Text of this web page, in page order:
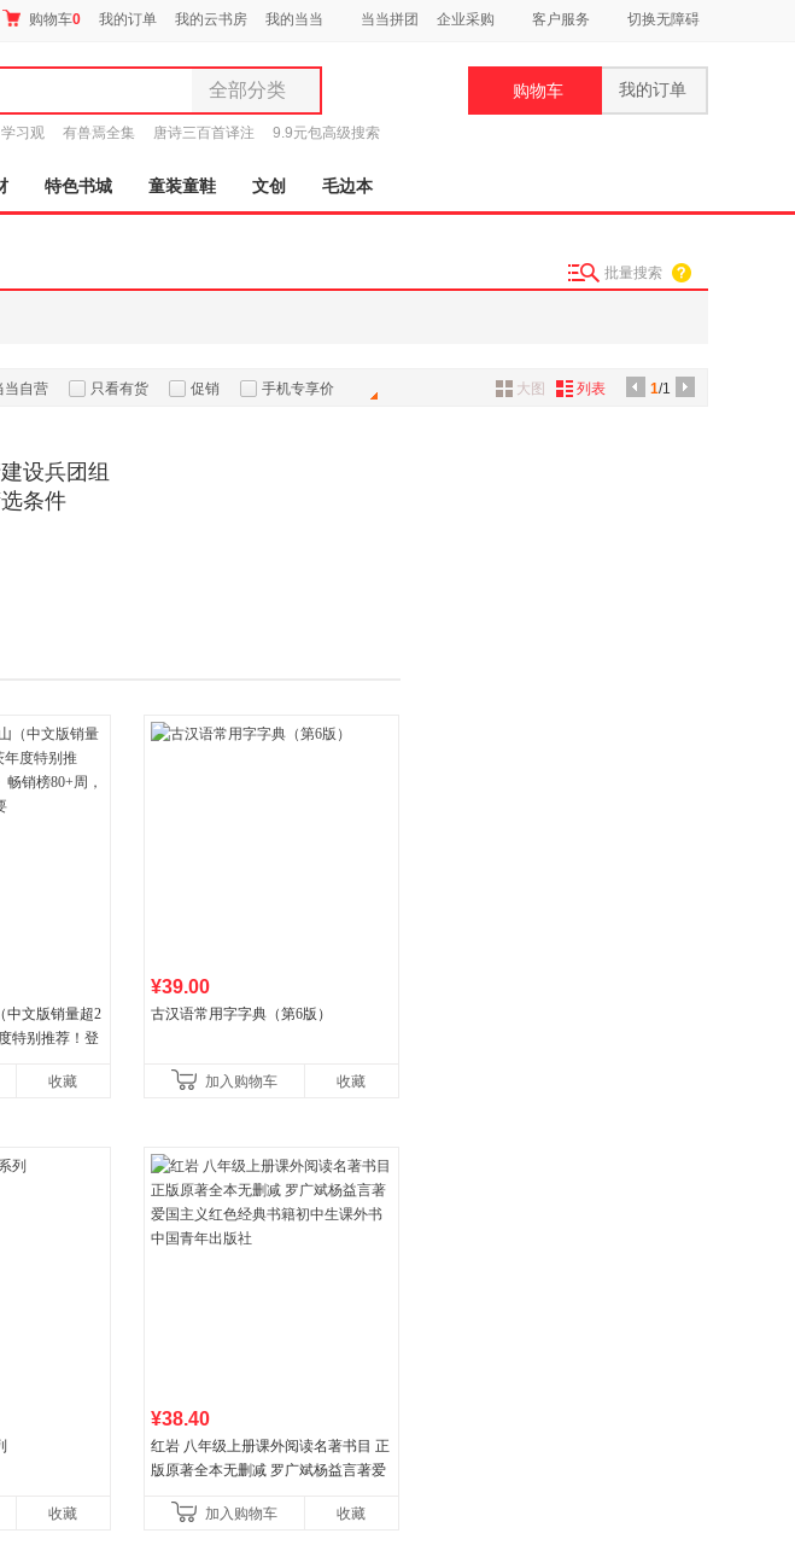
购物车0 我的订单 我的云书房 我的当当 当当拼团 企业采购 客户服务 切换无障碍
全部分类
全部分类
图书
电子书
孕婴服饰
数码影音
学习观 有兽焉全集 唐诗三百首译注
9.9元包高级搜索
购物车 我的订单
特色书城 童装童鞋 文创 毛边本
批量搜索
当自营 只看有货 促销 手机专享价 1/1
大图 列表
设兵团组
条件
中文版销量超2
特别推荐！登
收藏
¥39.00
古汉语常用字字典（第6版）
加入购物车 收藏
收藏
¥38.40
红岩 八年级上册课外阅读名著书目 正
版原著全本无删减 罗广斌杨益言著爱
国青年出版社加入购物车 收藏